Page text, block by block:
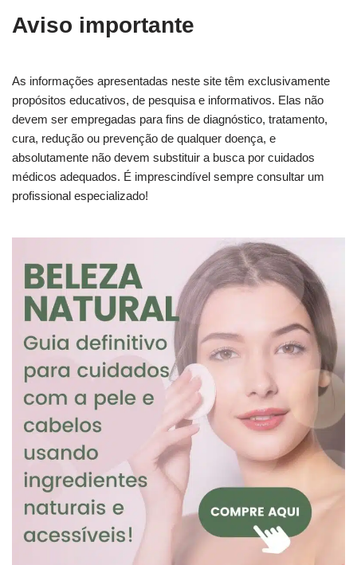
Aviso importante
As informações apresentadas neste site têm exclusivamente
propósitos educativos, de pesquisa e informativos. Elas não
devem ser empregadas para fins de diagnóstico, tratamento,
cura, redução ou prevenção de qualquer doença, e
absolutamente não devem substituir a busca por cuidados
médicos adequados. É imprescindível sempre consultar um
profissional especializado!